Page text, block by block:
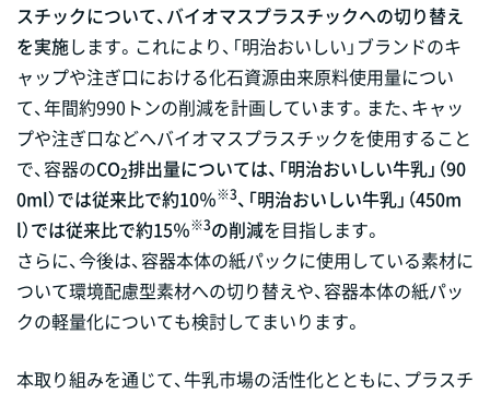
スチックについて、バイオマスプラスチックへの切り替え
を実施します。これにより、「明治おいしい」ブランドのキ
ャップや注ぎ口における化石資源由来原料使用量につい
て、年間約990トンの削減を計画しています。また、キャッ
プや注ぎ口などへバイオマスプラスチックを使用すること
で、容器のCO2排出量については、「明治おいしい牛乳」（90
0ml）では従来比で約10％※3、「明治おいしい牛乳」（450m
l）では従来比で約15％※3の削減を目指します。
さらに、今後は、容器本体の紙パックに使用している素材に
ついて環境配慮型素材への切り替えや、容器本体の紙パッ
クの軽量化についても検討してまいります。
本取り組みを通じて、牛乳市場の活性化とともに、プラスチ